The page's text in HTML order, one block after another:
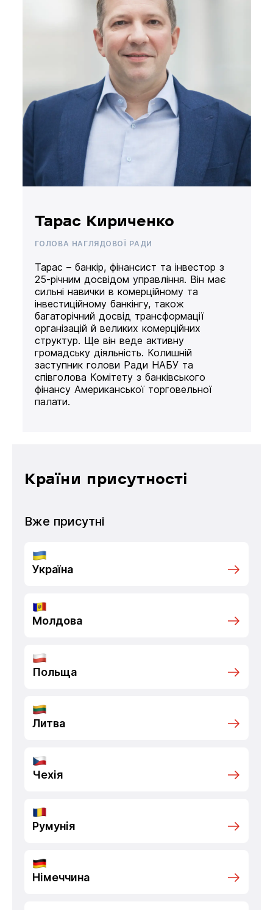
Тарас Кириченко
ГОЛОВА НАГЛЯДОВОЇ РАДИ
Тарас – банкір, фінансист та інвестор з
25-річним досвідом управління. Він має
сильні навички в комерційному та
інвестиційному банкінгу, також
багаторічний досвід трансформації
організацій й великих комерційних
структур. Ще він веде активну
громадську діяльність. Колишній
заступник голови Ради НАБУ та
співголова Комітету з банківського
фінансу Американської торговельної
палати.
Країни присутності
Вже присутні
Україна
Молдова
Польща
Литва
Чехія
Румунія
Німеччина